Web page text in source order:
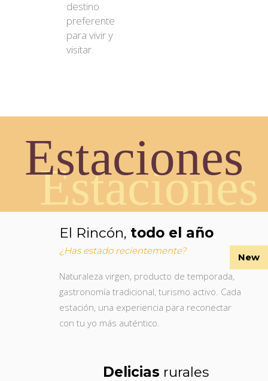
destino
preferente
para vivir y
visitar.
Estaciones
Estaciones
El Rincón, todo el año
¿Has estado recientemente?
Naturaleza virgen, producto de temporada,
gastronomía tradicional, turismo activo. Cada
estación, una experiencia para reconectar
con tu yo más auténtico.
New
Delicias rurales